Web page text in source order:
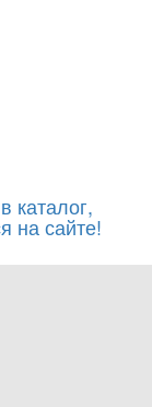
каталог,
на сайте!